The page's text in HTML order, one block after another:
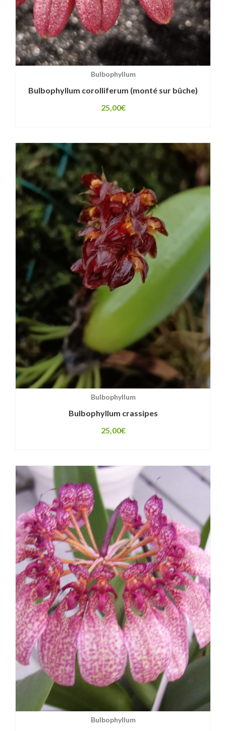
Bulbophyllum
Bulbophyllum corolliferum (monté sur bûche)
25,00€
Bulbophyllum
Bulbophyllum crassipes
25,00€
Bulbophyllum